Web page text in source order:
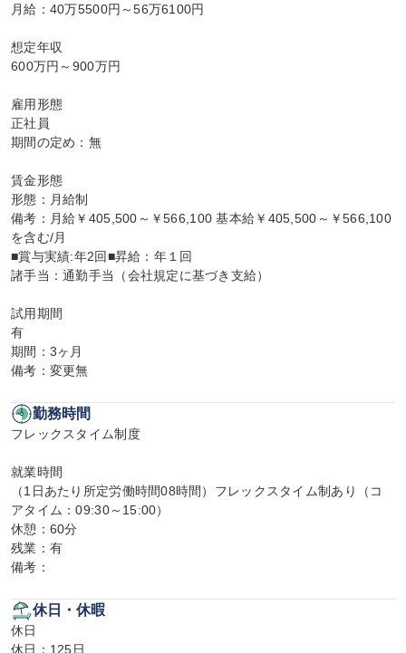
月給：40万5500円～56万6100円
想定年収
600万円～900万円
雇用形態
正社員
期間の定め：無
賃金形態
形態：月給制
備考：月給￥405,500～￥566,100 基本給￥405,500～￥566,100
を含む/月
■賞与実績:年2回■昇給：年１回
諸手当：通勤手当（会社規定に基づき支給）
試用期間
有
期間：3ヶ月
備考：変更無
勤務時間
フレックスタイム制度
就業時間
（1日あたり所定労働時間08時間）フレックスタイム制あり（コ
アタイム：09:30～15:00）
休憩：60分
残業：有
備考：
休日・休暇
休日
休日：125日